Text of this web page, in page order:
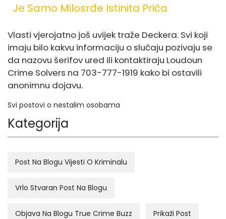
Je Samo Milosrđe Istinita Priča
Vlasti vjerojatno još uvijek traže Deckera. Svi koji
imaju bilo kakvu informaciju o slučaju pozivaju se
da nazovu šerifov ured ili kontaktiraju Loudoun
Crime Solvers na 703-777-1919 kako bi ostavili
anonimnu dojavu.
Svi postovi o nestalim osobama
Kategorija
Post Na Blogu Vijesti O Kriminalu
Vrlo Stvaran Post Na Blogu
Objava Na Blogu True Crime Buzz Prikaži Post